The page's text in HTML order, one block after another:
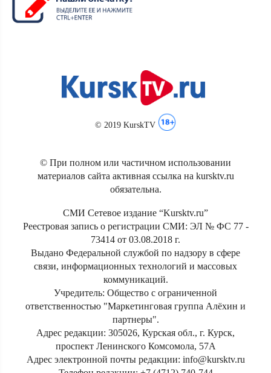
© 2019 KurskTV
© При полном или частичном использовании
материалов сайта активная ссылка на kursktv.ru
обязательна.
СМИ Сетевое издание “Kursktv.ru”
Реестровая запись о регистрации СМИ: ЭЛ № ФС 77 -
73414 от 03.08.2018 г.
Выдано Федеральной службой по надзору в сфере
связи, информационных технологий и массовых
коммуникаций.
Учредитель: Общество с ограниченной
ответственностью "Маркетинговая группа Алёхин и
партнеры".
Адрес редакции: 305026, Курская обл., г. Курск,
проспект Ленинского Комсомола, 57А
Адрес электронной почты редакции: info@kursktv.ru